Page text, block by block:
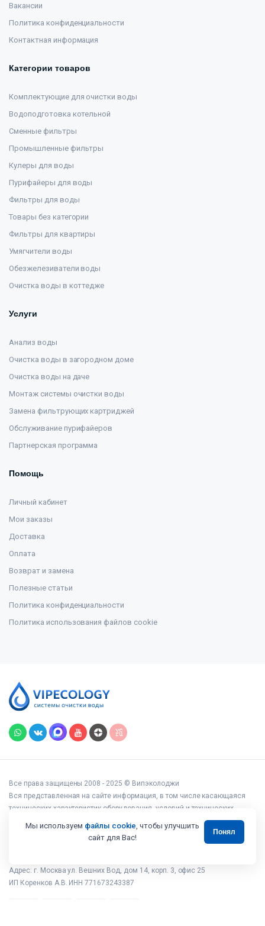
Вакансии
Политика конфиденциальности
Контактная информация
Категории товаров
Комплектующие для очистки воды
Водоподготовка котельной
Сменные фильтры
Промышленные фильтры
Кулеры для воды
Пурифайеры для воды
Фильтры для воды
Товары без категории
Фильтры для квартиры
Умягчители воды
Обезжелезиватели воды
Очистка воды в коттедже
Услуги
Анализ воды
Очистка воды в загородном доме
Очистка воды на даче
Монтаж системы очистки воды
Замена фильтрующих картриджей
Обслуживание пурифайеров
Партнерская программа
Помощь
Личный кабинет
Мои заказы
Доставка
Оплата
Возврат и замена
Полезные статьи
Политика конфиденциальности
Политика использования файлов cookie
Все права защищены 2008 - 2025 © Випэколоджи
Вся представленная на сайте информация, в том числе касающаяся
технических характеристик оборудования, условий и технических
возможностей подключения, наличия на складе, стоимости товаров и
услуг, носит информационный характер и ни при каких условиях не
является публичной офертой, определяемой положениями статьи 437
Адрес: г. Москва ул. Вешних Вод, дом 14, корп. 3, офис 25
ИП Коренков А.В. ИНН 771673243387
Мы используем файлы cookie, чтобы улучшить
сайт для Вас!
Понял